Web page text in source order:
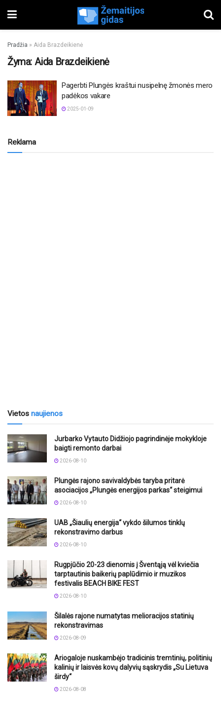
Pradžia » Aida Brazdeikienė
Žyma: Aida Brazdeikienė
Pagerbti Plungės kraštui nusipelnę žmonės mero
padėkos vakare
2025-01-09
Reklama
Vietos naujienos
Jurbarko Vytauto Didžiojo pagrindinėje mokykloje
baigti remonto darbai
2026-08-10
Plungės rajono savivaldybės taryba pritarė
asociacijos „Plungės energijos parkas“ steigimui
2026-08-10
UAB „Šiaulių energija“ vykdo šilumos tinklų
rekonstravimo darbus
2026-08-10
Rugpjūčio 20-23 dienomis į Šventąją vėl kviečia
tarptautinis baikerių paplūdimio ir muzikos
festivalis BEACH BIKE FEST
2026-08-10
Šilalės rajone numatytas melioracijos statinių
rekonstravimas
2026-08-09
Ariogaloje nuskambėjo tradicinis tremtinių, politinių
kalinių ir laisvės kovų dalyvių sąskrydis „Su Lietuva
širdy“
2026-08-08